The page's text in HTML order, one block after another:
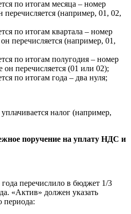
по итогам месяца – номер
перечисляется (например, 01, 02,
по итогам квартала – номер
перечисляется (например, 01,
по итогам полугодия – номер
он перечисляется (01 или 02);
по итогам года – два нуля;
налог (например,
поручение на уплату НДС и
перечислило в бюджет 1/3
«Актив» должен указать
периода: